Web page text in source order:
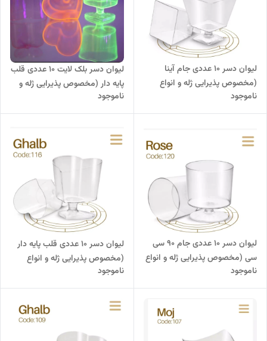
لیوان دسر 10 عددی جام آینا
(مخصوص پذیرایی ژله و انواع
دسر)
ناموجود
لیوان دسر بلک لایت 10 عددی قلب
پایه دار (مخصوص پذیرایی ژله و
انواع دسر)
ناموجود
لیوان دسر 10 عددی جام 90 سی
سی (مخصوص پذیرایی ژله و انواع
دسر)
ناموجود
لیوان دسر 10 عددی قلب پایه دار
(مخصوص پذیرایی ژله و انواع
دسر)
ناموجود